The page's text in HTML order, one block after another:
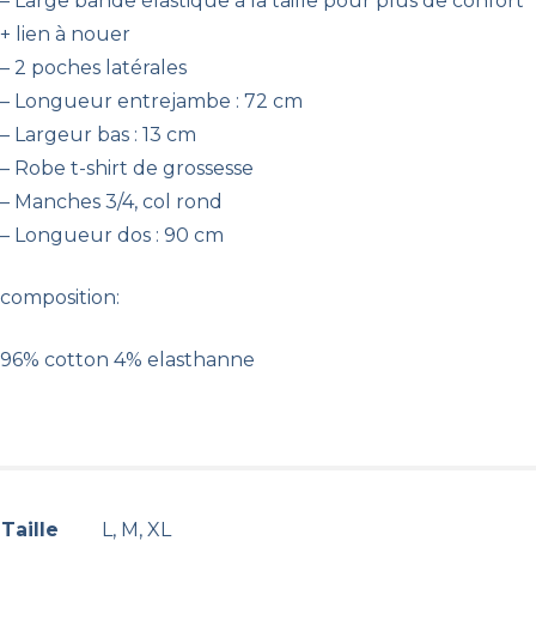
+ lien à nouer
– 2 poches latérales
– Longueur entrejambe : 72 cm
– Largeur bas : 13 cm
– Robe t-shirt de grossesse
– Manches 3/4, col rond
– Longueur dos : 90 cm
composition:
96% cotton 4% elasthanne
Taille L, M, XL